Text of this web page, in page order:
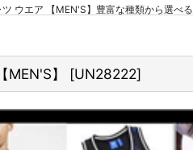
ウエア 【MEN'S】豊富な種類から選べる
】 [UN28222]